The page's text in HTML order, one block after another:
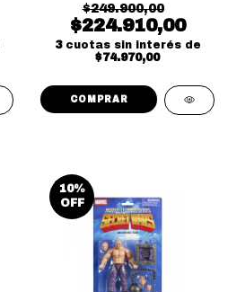
$249.900,00
$224.910,00
3 cuotas sin interés de
$74.970,00
10%
OFF